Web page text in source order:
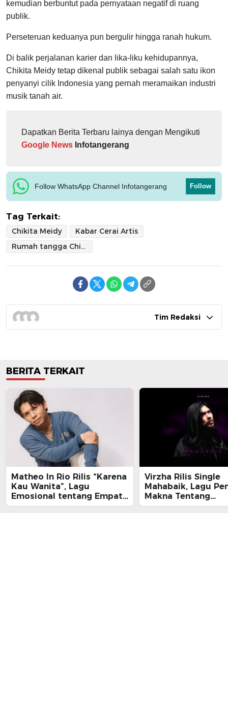
kemudian berbuntut pada pernyataan negatif di ruang
publik.
Perseteruan keduanya pun bergulir hingga ranah hukum.
Di balik perjalanan karier dan lika-liku kehidupannya,
Chikita Meidy tetap dikenal publik sebagai salah satu ikon
penyanyi cilik Indonesia yang pernah meramaikan industri
musik tanah air.
Dapatkan Berita Terbaru lainya dengan Mengikuti
Google News Infotangerang
Follow WhatsApp Channel Infotangerang Follow
Tag Terkait:
Chikita Meidy
Kabar Cerai Artis
Rumah tangga Chikita Meidy
Tim Redaksi
BERITA TERKAIT
Matheo In Rio Rilis “Karena
Kau Wanita”, Lagu
Emosional tentang Empati
dan Kelelahan Perempuan
Virzha Rilis Single
Mahabaik, Lagu
Makna Tentang
Pengampunan dan